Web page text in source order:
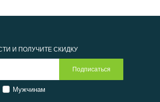
И ПОЛУЧИТЕ СКИДКУ
Мужчинам